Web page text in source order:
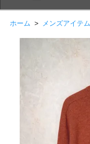
ホーム > メンズアイテム